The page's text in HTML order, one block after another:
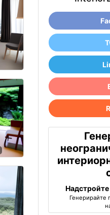
Надстройте
Генерирайте